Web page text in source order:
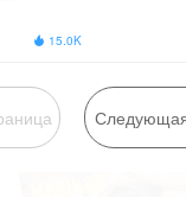
 15.0K